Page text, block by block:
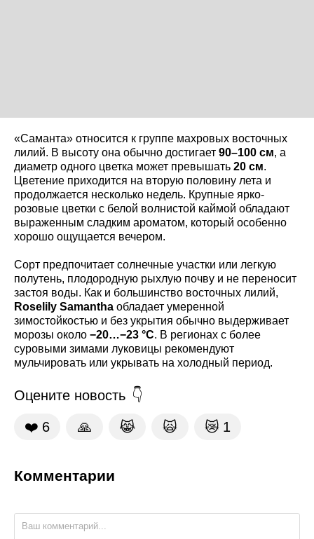
«Саманта» относится к группе махровых восточных
лилий. В высоту она обычно достигает 90–100 см, а
диаметр одного цветка может превышать 20 см.
Цветение приходится на вторую половину лета и
продолжается несколько недель. Крупные ярко-
розовые цветки с белой волнистой каймой обладают
выраженным сладким ароматом, который особенно
хорошо ощущается вечером.
Сорт предпочитает солнечные участки или легкую
полутень, плодородную рыхлую почву и не переносит
застоя воды. Как и большинство восточных лилий,
Roselily Samantha обладает умеренной
зимостойкостью и без укрытия обычно выдерживает
морозы около −20…−23 °C. В регионах с более
суровыми зимами луковицы рекомендуют
мульчировать или укрывать на холодный период.
Оцените новость
❤️ 6 🙏 😹 🙀 😿 1
Комментарии